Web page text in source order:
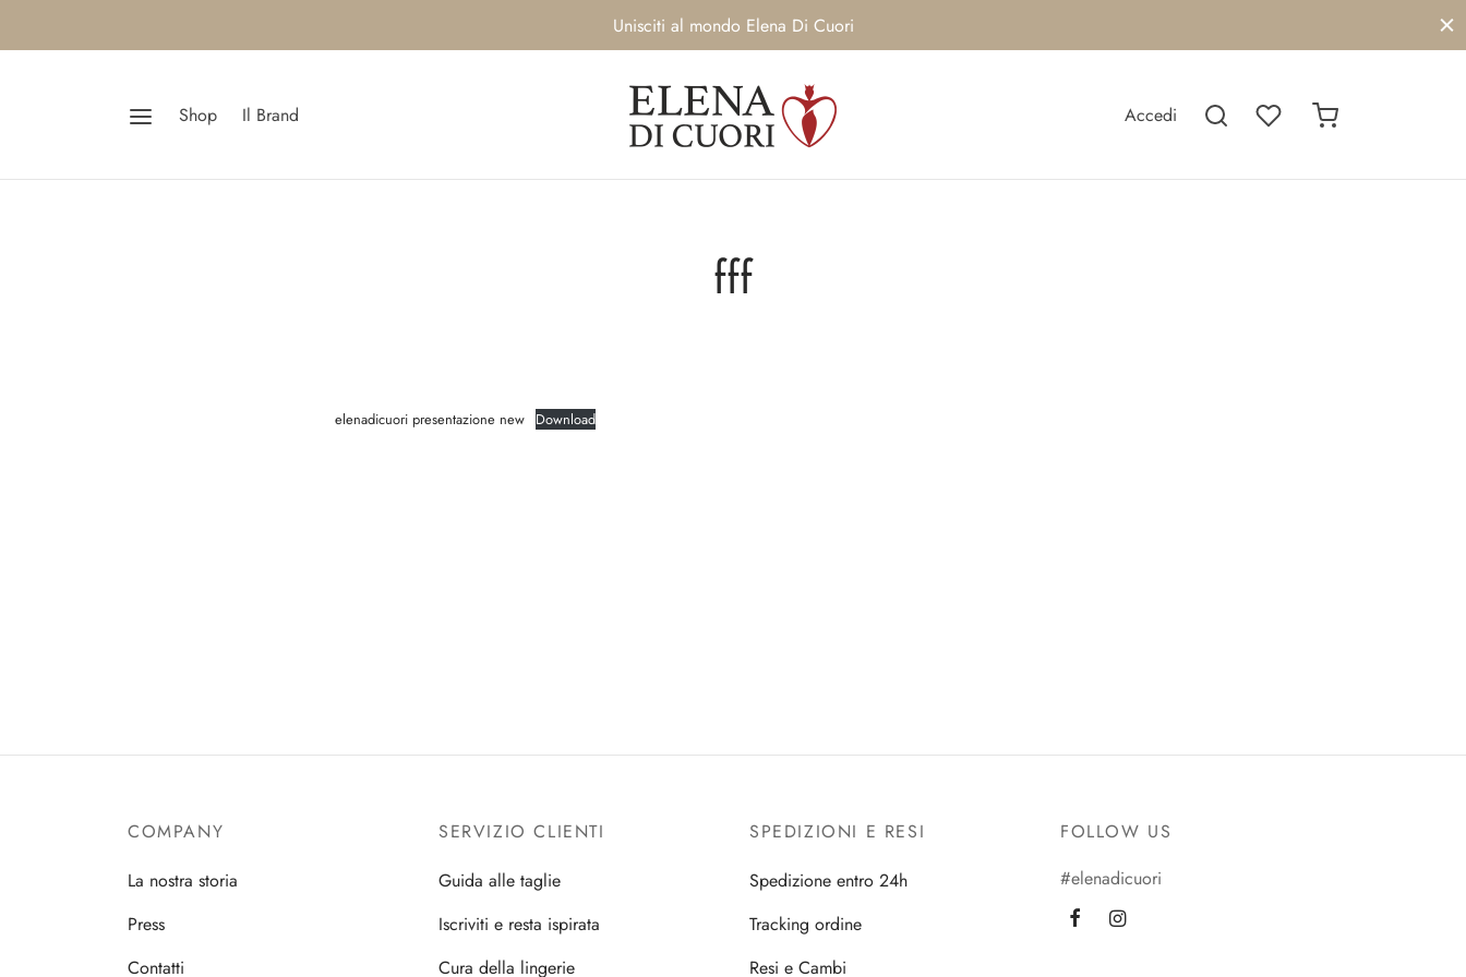
Unisciti al mondo Elena Di Cuori
Shop Il Brand Accedi
fff
elenadicuori presentazione new Download
COMPANY
La nostra storia
Press
Contatti
SERVIZIO CLIENTI
Guida alle taglie
Iscriviti e resta ispirata
Cura della lingerie
SPEDIZIONI E RESI
Spedizione entro 24h
Tracking ordine
Resi e Cambi
FOLLOW US
#elenadicuori